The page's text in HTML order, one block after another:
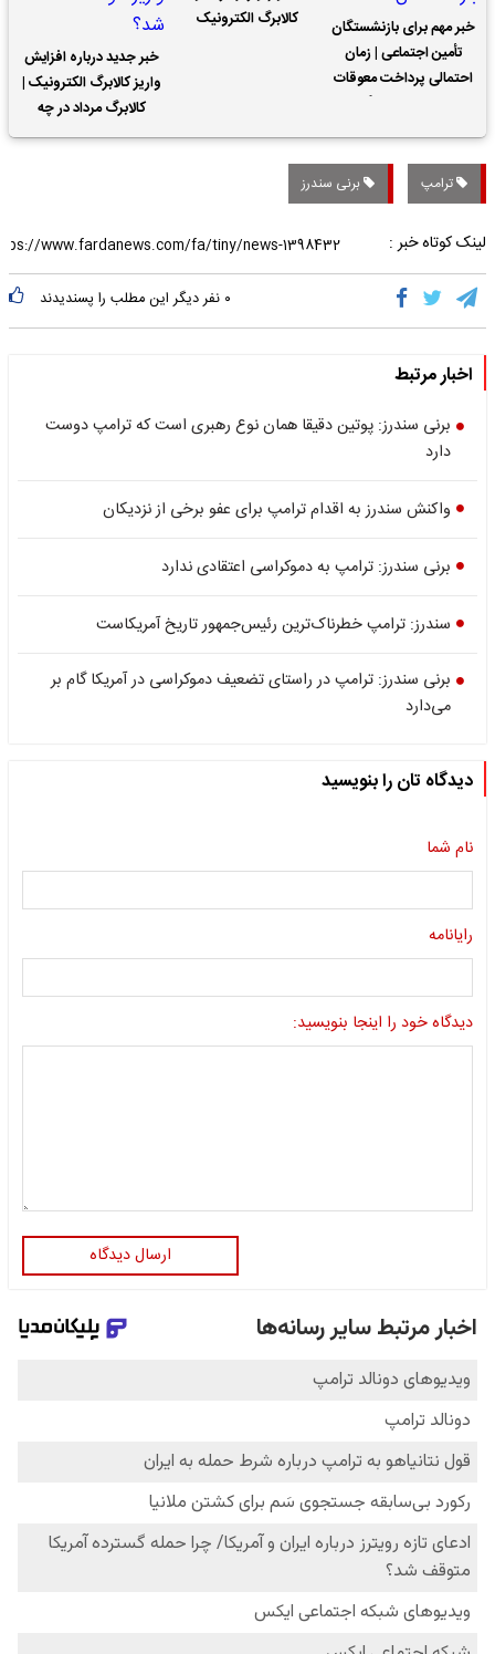
خبر مهم برای بازنشستگان
تأمین اجتماعی | زمان
احتمالی پرداخت معوقات
کالابرگ الکترونیک
خبر جدید درباره افزایش
واریز کالابرگ الکترونیک |
کالابرگ مرداد در چه
تاریخی واریز خواهد شد؟
ترامپ برنی سندرز
لینک کوتاه خبر :
۰ نفر دیگر این مطلب را پسندیدند
اخبار مرتبط
برنی سندرز: پوتین دقیقا همان نوع رهبری است که ترامپ دوست
دارد
واکنش سندرز به اقدام ترامپ برای عفو برخی از نزدیکان
برنی سندرز: ترامپ به دموکراسی اعتقادی ندارد
سندرز: ترامپ خطرناک‌ترین رئیس‌جمهور تاریخ آمریکاست
برنی سندرز: ترامپ در راستای تضعیف دموکراسی در آمریکا گام بر
می‌دارد
دیدگاه تان را بنویسید
نام شما
رایانامه
دیدگاه خود را اینجا بنویسید:
ارسال دیدگاه